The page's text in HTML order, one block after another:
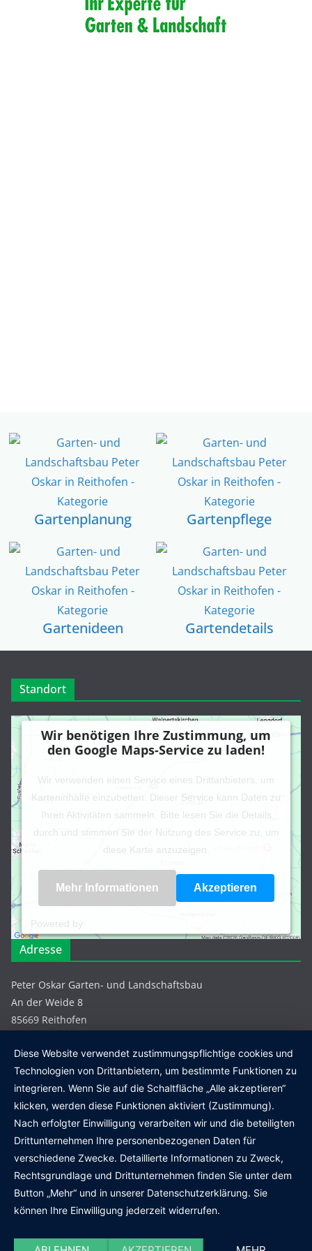
Gartenplanung Gartenpflege
Gartenideen Gartendetails
Standort
Wir benötigen Ihre Zustimmung, um
den Google Maps-Service zu laden!
Wir verwenden einen Service eines Drittanbieters, um
Karteninhalte einzubetten. Dieser Service kann Daten zu
Ihren Aktivitäten sammeln. Bitte lesen Sie die Details
durch und stimmen Sie der Nutzung des Service zu, um
diese Karte anzuzeigen.
Mehr Informationen Akzeptieren
Powered by
Adresse
Peter Oskar Garten- und Landschaftsbau
An der Weide 8
85669 Reithofen
+49 8124 / 1306
info@galabau-oskar.de
eMailinfo@galabau-oskar.de
Web www.galabau-oskar.de
Informationen
Datenschutzerklärung
Impressum
© Copyright by Garten- und Landschaftsbau Peter Oskar
Diese Website verwendet zustimmungspflichtige cookies und
Technologien von Drittanbietern, um bestimmte Funktionen zu
integrieren. Wenn Sie auf die Schaltfläche „Alle akzeptieren“
klicken, werden diese Funktionen aktiviert (Zustimmung).
Nach erfolgter Einwilligung verarbeiten wir und die beteiligten
Drittunternehmen Ihre personenbezogenen Daten für
verschiedene Zwecke. Detaillierte Informationen zu Zweck,
Rechtsgrundlage und Drittunternehmen finden Sie unter dem
Button „Mehr“ und in unserer Datenschutzerklärung. Sie
können Ihre Einwilligung jederzeit widerrufen.